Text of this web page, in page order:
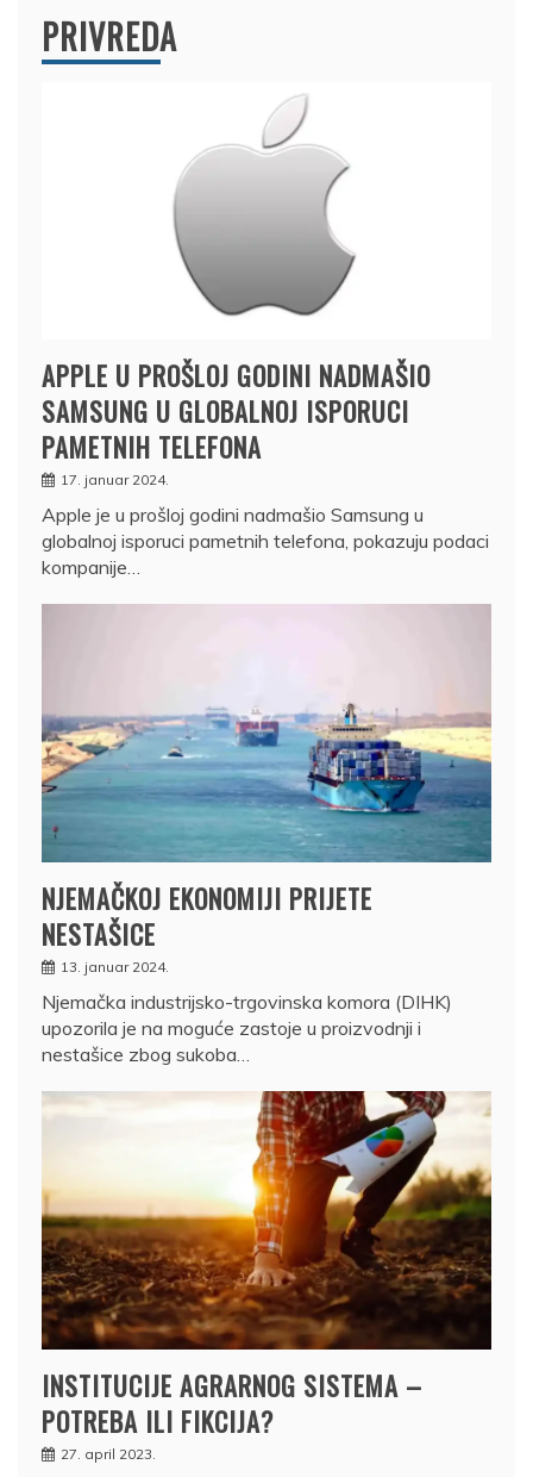
PRIVREDA
APPLE U PROŠLOJ GODINI NADMAŠIO
SAMSUNG U GLOBALNOJ ISPORUCI
PAMETNIH TELEFONA
17. januar 2024.
Apple je u prošloj godini nadmašio Samsung u
globalnoj isporuci pametnih telefona, pokazuju podaci
kompanije…
NJEMAČKOJ EKONOMIJI PRIJETE
NESTAŠICE
13. januar 2024.
Njemačka industrijsko-trgovinska komora (DIHK)
upozorila je na moguće zastoje u proizvodnji i
nestašice zbog sukoba…
INSTITUCIJE AGRARNOG SISTEMA –
POTREBA ILI FIKCIJA?
27. april 2023.